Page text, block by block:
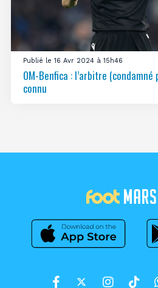
Publié le 16 Avr 2024 à 15h46
OM-Benfica : l’arbitre
connu